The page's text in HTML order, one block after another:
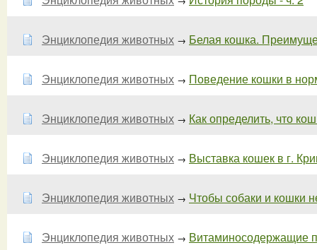
Энциклопедия животных → Белая кошка.
Энциклопедия животных → Поведение кошки в
Энциклопедия животных → Как определить, что
Энциклопедия животных → Выставка кошек в г.
Энциклопедия животных → Чтобы собаки и кошки
Энциклопедия животных → Витаминосодержащие